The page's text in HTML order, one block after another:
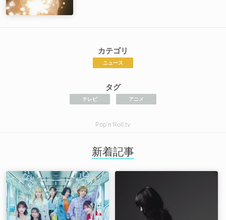
カテゴリ
ニュース
タグ
テレビ アニメ
Pop'n'Roll.tv
新着記事